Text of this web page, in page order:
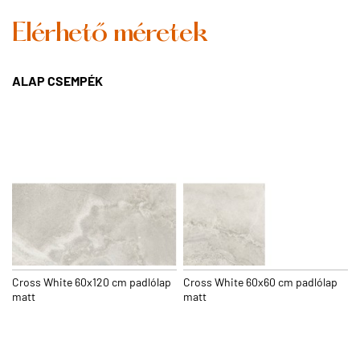
Elérhető méretek
ALAP CSEMPÉK
Cross White 60x120 cm padlólap
matt
Cross White 60x60 cm padlólap
matt